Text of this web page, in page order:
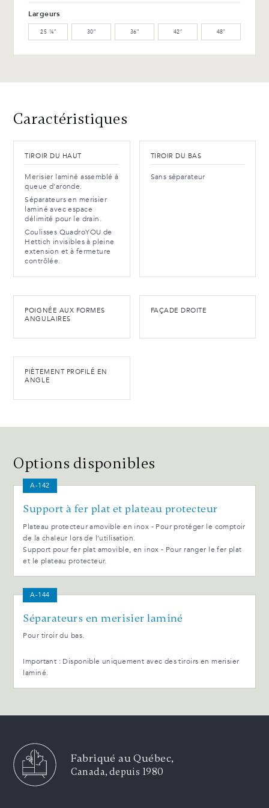
Largeurs
25 ¼″ 30″ 36″ 42″ 48″
Caractéristiques
TIROIR DU HAUT
Merisier laminé assemblé à
queue d'aronde.
Séparateurs en merisier
laminé avec espace
délimité pour le drain.
Coulisses QuadroYOU de
Hettich invisibles à pleine
extension et à fermeture
contrôlée.
TIROIR DU BAS
Sans séparateur
POIGNÉE AUX FORMES
ANGULAIRES
FAÇADE DROITE
PIÈTEMENT PROFILÉ EN
ANGLE
Options disponibles
A-142
Support à fer plat et plateau protecteur
Plateau protecteur amovible en inox - Pour protéger le comptoir
de la chaleur lors de l’utilisation.
Support pour fer plat amovible, en inox - Pour ranger le fer plat
et le plateau protecteur.
A-144
Séparateurs en merisier laminé
Pour tiroir du bas.
Important : Disponible uniquement avec des tiroirs en merisier
laminé.
Fabriqué au Québec,
Canada, depuis 1980